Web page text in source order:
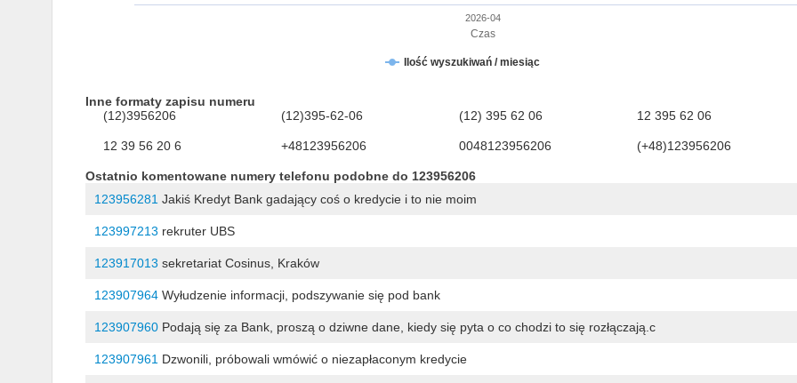
Czas
Ilość wyszukiwań / miesiąc
2026-04
Inne formaty zapisu numeru
(12)3956206
(12)395-62-06 (12) 395 62 06 12 395 62 06
12 39 56 20 6 +48123956206 0048123956206 (+48)123956206
Ostatnio komentowane numery telefonu podobne do 123956206
123956281Jakiś Kredyt Bank gadający coś o kredycie i to nie moim
123997213 rekruter UBS
123917013 sekretariat Cosinus, Kraków
123907964Wyłudzenie informacji, podszywanie się pod bank
123907960Podają się za Bank, proszą o dziwne dane, kiedy się pyta o co chodzi to się rozłączają.c
123907961Dzwonili, próbowali wmówić o niezapłaconym kredycie